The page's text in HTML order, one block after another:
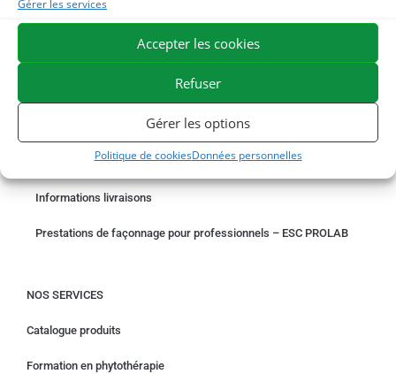
Gérer les services
Accepter les cookies
Refuser
Gérer les options
Politique de cookiesDonnées personnelles
PAIEMENT SÉCURISÉ
BESOIN D'AIDE ?
Un problème avec votre commande ?
Demande de rétractation
Informations livraisons
Prestations de façonnage pour professionnels – ESC PROLAB
NOS SERVICES
Catalogue produits
Formation en phytothérapie